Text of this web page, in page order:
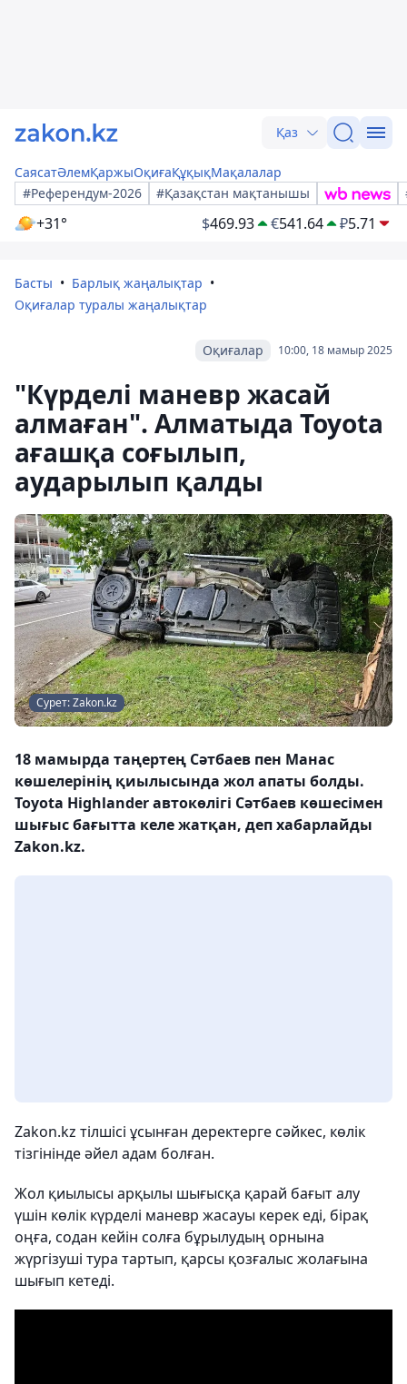
Қаз
СаясатӘлемҚаржыОқиғаҚұқықМақалалар
#Референдум-2026
#Қазақстан мақтанышы
+31° $469.93 €541.64 ₽5.71
Басты
Барлық жаңалықтар
Оқиғалар туралы жаңалықтар
10:00, 18 мамыр 2025
Оқиғалар
"Күрделі маневр жасай
алмаған". Алматыда Toyota
ағашқа соғылып,
аударылып қалды
Сурет: Zakon.kz
18 мамырда таңертең Сәтбаев пен Манас
көшелерінің қиылысында жол апаты болды.
Toyota Highlander автокөлігі Сәтбаев көшесімен
шығыс бағытта келе жатқан, деп хабарлайды
Zakon.kz.
Zakon.kz тілшісі ұсынған деректерге сәйкес, көлік
тізгінінде әйел адам болған.
Жол қиылысы арқылы шығысқа қарай бағыт алу
үшін көлік күрделі маневр жасауы керек еді, бірақ
оңға, содан кейін солға бұрылудың орнына
жүргізуші тура тартып, қарсы қозғалыс жолағына
шығып кетеді.